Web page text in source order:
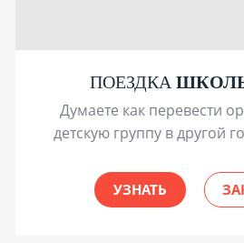
ПОЕЗДКА
Думаете как перевести
детскую группу в другой
УЗНАТЬ